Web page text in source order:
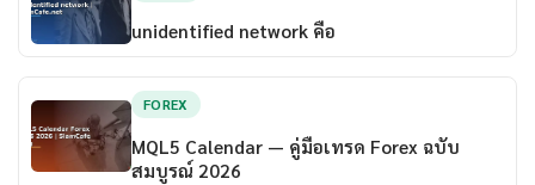
unidentified network คือ
FOREX
MQL5 Calendar — คู่มือเทรด Forex ฉบับ
สมบูรณ์ 2026